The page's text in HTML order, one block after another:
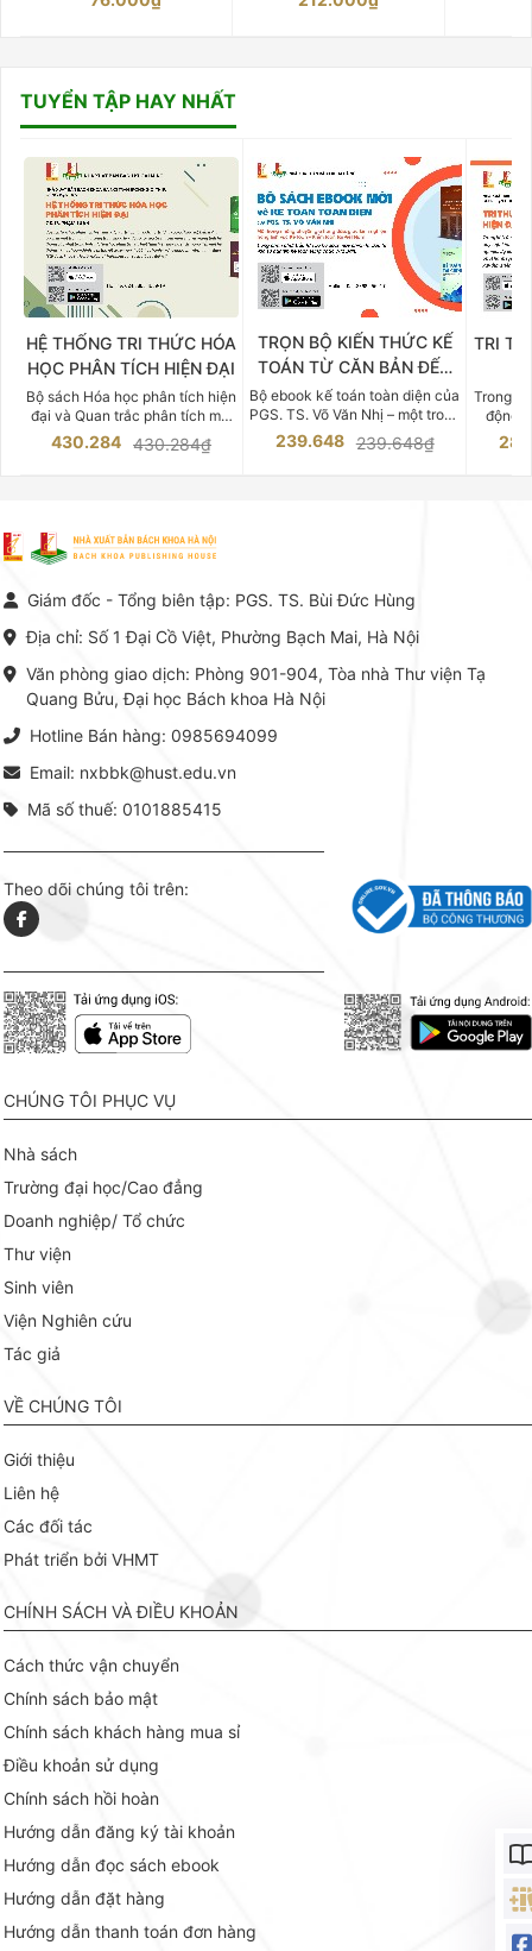
TUYỂN TẬP HAY NHẤT
HỆ THỐNG TRI THỨC HÓA
HỌC PHÂN TÍCH HIỆN ĐẠI
Bộ sách Hóa học phân tích hiện
đại và Quan trắc phân tích môi
trường của Cố Giáo sư, Tiến sĩ
Phạm Luận là một trong những
vực Hóa học phân tích tại Việt
Nam hiện nay. Bộ sách mang
đến một hệ thống tri thức hoàn
thuật thực hành -> Ứng dụng
khoa Hà Nội ấn hành cả hai
430.284 430.284₫
TRỌN BỘ KIẾN THỨC KẾ
TOÁN TỪ CĂN BẢN ĐẾN
CHUYÊN SÂU
Bộ ebook kế toán toàn diện của
PGS. TS. Võ Văn Nhị – một trong
những chuyên gia hàng đầu,
giàu kinh nghiệm trong lĩnh vực
239.648 239.648₫
TRI
Trong
động
việc
tế và
lý. Các
Giám đốc - Tổng biên tập: PGS. TS. Bùi Đức Hùng
Địa chỉ: Số 1 Đại Cồ Việt, Phường Bạch Mai, Hà Nội
Văn phòng giao dịch: Phòng 901-904, Tòa nhà Thư viện Tạ
Quang Bửu, Đại học Bách khoa Hà Nội
Hotline Bán hàng: 0985694099
Email: nxbbk@hust.edu.vn
Mã số thuế: 0101885415
Theo dõi chúng tôi trên:
CHÚNG TÔI PHỤC VỤ
Nhà sách
Trường đại học/Cao đẳng
Doanh nghiệp/ Tổ chức
Thư viện
Sinh viên
Viện Nghiên cứu
Tác giả
VỀ CHÚNG TÔI
Giới thiệu
Liên hệ
Các đối tác
Phát triển bởi VHMT
CHÍNH SÁCH VÀ ĐIỀU KHOẢN
Cách thức vận chuyển
Chính sách bảo mật
Chính sách khách hàng mua sỉ
Điều khoản sử dụng
Chính sách hồi hoàn
Hướng dẫn đăng ký tài khoản
Hướng dẫn đọc sách ebook
Hướng dẫn đặt hàng
Hướng dẫn thanh toán đơn hàng